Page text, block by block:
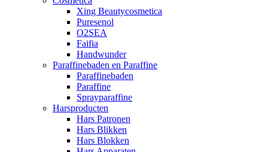
Xing Beautycosmetica
Puresenol
O2SEA
Faifia
Handwunder
Paraffinebaden en Paraffine
Paraffinebaden
Paraffine
Sprayparaffine
Harsproducten
Hars Patronen
Hars Blikken
Hars Blokken